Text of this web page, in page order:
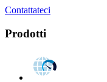
Contattateci
Prodotti